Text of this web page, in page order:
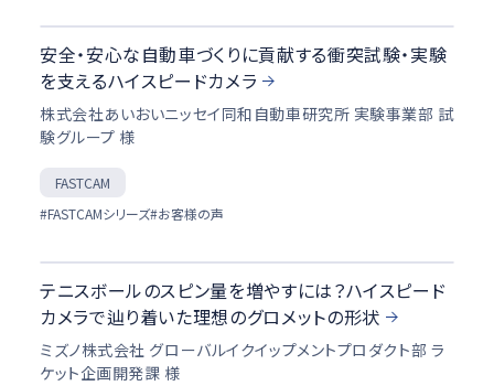
安全・安心な自動車づくりに貢献する衝突試験・実験
を支えるハイスピードカメラ
株式会社あいおいニッセイ同和自動車研究所 実験事業部 試
験グループ 様
FASTCAM
#FASTCAMシリーズ#お客様の声
テニスボールのスピン量を増やすには？ハイスピード
カメラで辿り着いた理想のグロメットの形状
ミズノ株式会社 グローバルイクイップメントプロダクト部 ラ
ケット企画開発課 様